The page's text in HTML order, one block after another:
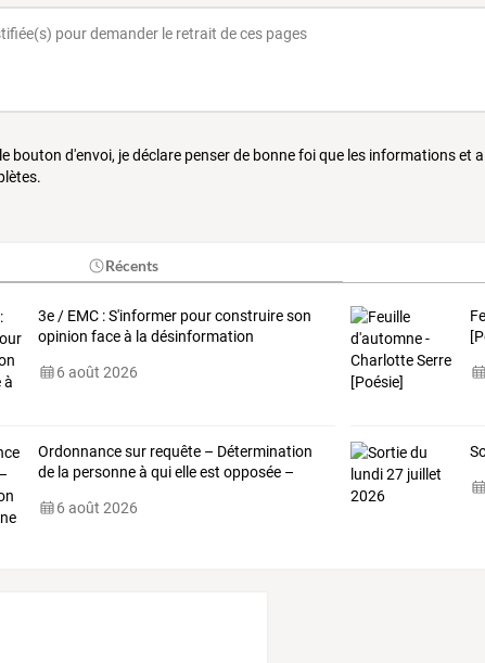
bouton d'envoi, je déclare penser de bonne foi que les informations
Récents
3e / EMC : S'informer pour construire son
opinion face à la désinformation
6 août 2026
Ordonnance sur requête – Détermination
de la personne à qui elle est opposée –
6 août 2026